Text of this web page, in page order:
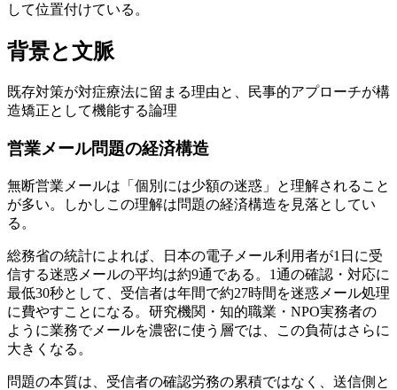
して位置付けている。
背景と文脈
既存対策が対症療法に留まる理由と、民事的アプローチが構
造矯正として機能する論理
営業メール問題の経済構造
無断営業メールは「個別には少額の迷惑」と理解されること
が多い。しかしこの理解は問題の経済構造を見落としてい
る。
総務省の統計によれば、日本の電子メール利用者が1日に受
信する迷惑メールの平均は約9通である。1通の確認・対応に
最低30秒として、受信者は年間で約27時間を迷惑メール処理
に費やすことになる。研究機関・知的職業・NPO実務者の
ように業務でメールを濃密に使う層では、この負荷はさらに
大きくなる。
問題の本質は、受信者の確認労務の累積ではなく、送信側と